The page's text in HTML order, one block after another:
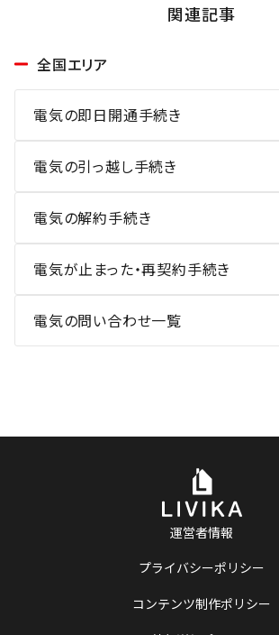
関連記事
全国エリア
電気の即日開通手続き
電気の引っ越し手続き
電気の解約手続き
電気が止まった・再契約手続き
電気の問い合わせ一覧
運営者情報
プライバシーポリシー
コンテンツ制作ポリシー